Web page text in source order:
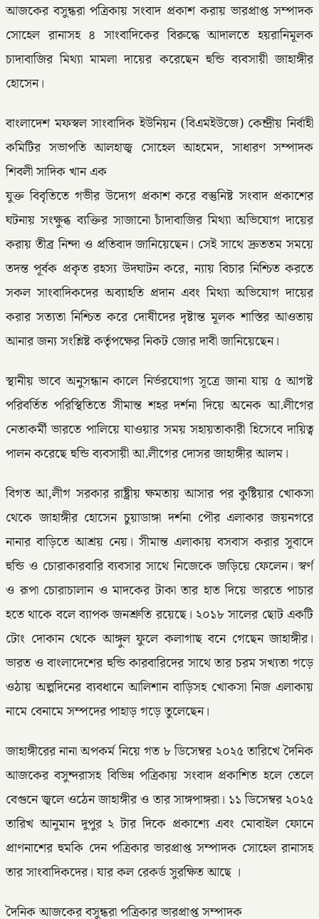
আজকের বসুন্ধরা পত্রিকায় সংবাদ প্রকাশ করায় ভারপ্রাপ্ত সম্পাদক
সোহেল রানাসহ ৪ সাংবাদিকের বিরুদ্ধে আদালতে হয়রানিমূলক
চাদাবাজির মিথ্যা মামলা দায়ের করেছেন হুন্ডি ব্যবসায়ী জাহাঙ্গীর
হোসেন।
বাংলাদেশ মফস্বল সাংবাদিক ইউনিয়ন (বিএমইউজে) কেন্দ্রীয় নির্বাহী
কমিটির সভাপতি আলহাজ্ব সোহেল আহমেদ, সাধারণ সম্পাদক
শিবলী সাদিক খান এক
যুক্ত বিবৃতিতে গভীর উদ্যেগ প্রকাশ করে বস্তুনিষ্ট সংবাদ প্রকাশের
ঘটনায় সংক্ষুব্ধ ব্যক্তির সাজানো চাঁদাবাজির মিথ্যা অভিযোগ দায়ের
করায় তীব্র নিন্দা ও প্রতিবাদ জানিয়েছেন। সেই সাথে দ্রুততম সময়ে
তদন্ত পূর্বক প্রকৃত রহস্য উদঘাটন করে, ন্যায় বিচার নিশ্চিত করতে
সকল সাংবাদিকদের অব্যাহতি প্রদান এবং মিথ্যা অভিযোগ দায়ের
করার সত্যতা নিশ্চিত করে দোষীদের দৃষ্টান্ত মূলক শাস্তির আওতায়
আনার জন্য সংশ্লিষ্ট কর্তৃপক্ষের নিকট জোর দাবী জানিয়েছেন।
স্থানীয় ভাবে অনুসন্ধান কালে নির্ভরযোগ্য সূত্রে জানা যায় ৫ আগষ্ট
পরিবর্তিত পরিস্থিতিতে সীমান্ত শহর দর্শনা দিয়ে অনেক আ.লীগের
নেতাকর্মী ভারতে পালিয়ে যাওয়ার সময় সহায়তাকারী হিসেবে দায়িত্ব
পালন করেছে হুন্ডি ব্যবসায়ী আ.লীগের দোসর জাহাঙ্গীর আলম।
বিগত আ,লীগ সরকার রাষ্ট্রীয় ক্ষমতায় আসার পর কুষ্টিয়ার খোকসা
থেকে জাহাঙ্গীর হোসেন চুয়াডাঙ্গা দর্শনা পৌর এলাকার জয়নগরে
নানার বাড়িতে আশ্রয় নেয়। সীমান্ত এলাকায় বসবাস করার সুবাদে
হুন্ডি ও চোরাকারবারি ব্যবসার সাথে নিজেকে জড়িয়ে ফেলেন। স্বর্ণ
ও রূপা চোরাচালান ও মাদকের টাকা তার হাত দিয়ে ভারতে পাচার
হতে থাকে বলে ব্যাপক জনশ্রুতি রয়েছে। ২০১৮ সালের ছোট একটি
টোং দোকান থেকে আঙ্গুল ফুলে কলাগাছ বনে গেছেন জাহাঙ্গীর।
ভারত ও বাংলাদেশের হুন্ডি কারবারিদের সাথে তার চরম সখ্যতা গড়ে
ওঠায় অল্পদিনের ব্যবধানে আলিশান বাড়িসহ খোকসা নিজ এলাকায়
নামে বেনামে সম্পদের পাহাড় গড়ে তুলেছেন।
জাহাঙ্গীরের নানা অপকর্ম নিয়ে গত ৮ ডিসেম্বর ২০২৫ তারিখে দৈনিক
আজকের বসুন্দরাসহ বিভিন্ন পত্রিকায় সংবাদ প্রকাশিত হলে তেলে
বেগুনে জ্বলে ওঠেন জাহাঙ্গীর ও তার সাঙ্গপাঙ্গরা। ১১ ডিসেম্বর ২০২৫
তারিখ আনুমান দুপুর ২ টার দিকে প্রকাশ্যে এবং মোবাইল ফোনে
প্রাণনাশের হুমকি দেন পত্রিকার ভারপ্রাপ্ত সম্পাদক সোহেল রানাসহ
তার সাংবাদিকদের। যার কল রেকর্ড সুরক্ষিত আছে ।
দৈনিক আজকের বসুন্ধরা পত্রিকার ভারপ্রাপ্ত সম্পাদক